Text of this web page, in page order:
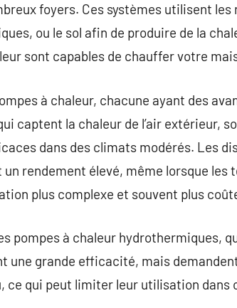
foyers. Ces systèmes utilisent
ou le sol afin de produire de la
sont capables de chauffer votre
à chaleur, chacune ayant des
captent la chaleur de l’air extérieur,
dans des climats modérés. Les
un rendement élevé, même lorsque
plus complexe et souvent plus
pompes à chaleur hydrothermiques,
une grande efficacité, mais
ce qui peut limiter leur utilisation